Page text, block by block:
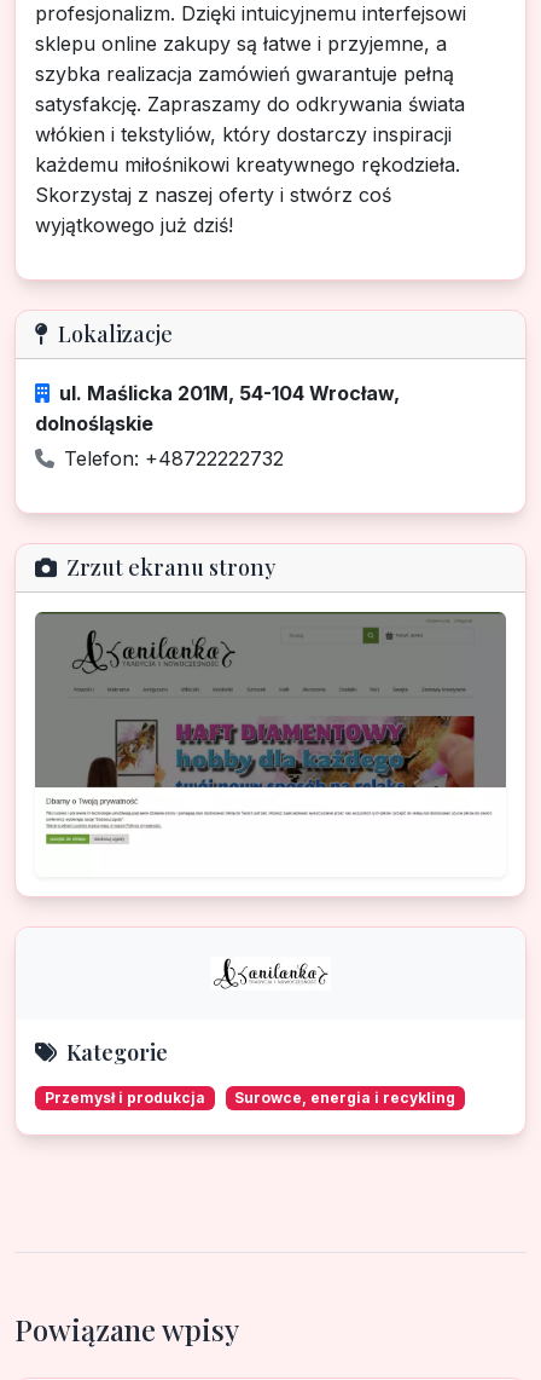
profesjonalizm. Dzięki intuicyjnemu interfejsowi
sklepu online zakupy są łatwe i przyjemne, a
szybka realizacja zamówień gwarantuje pełną
satysfakcję. Zapraszamy do odkrywania świata
włókien i tekstyliów, który dostarczy inspiracji
każdemu miłośnikowi kreatywnego rękodzieła.
Skorzystaj z naszej oferty i stwórz coś
wyjątkowego już dziś!
Lokalizacje
ul. Maślicka 201M, 54-104 Wrocław,
dolnośląskie
Telefon: +48722222732
Zrzut ekranu strony
Kategorie
Przemysł i produkcja Surowce, energia i recykling
Powiązane wpisy